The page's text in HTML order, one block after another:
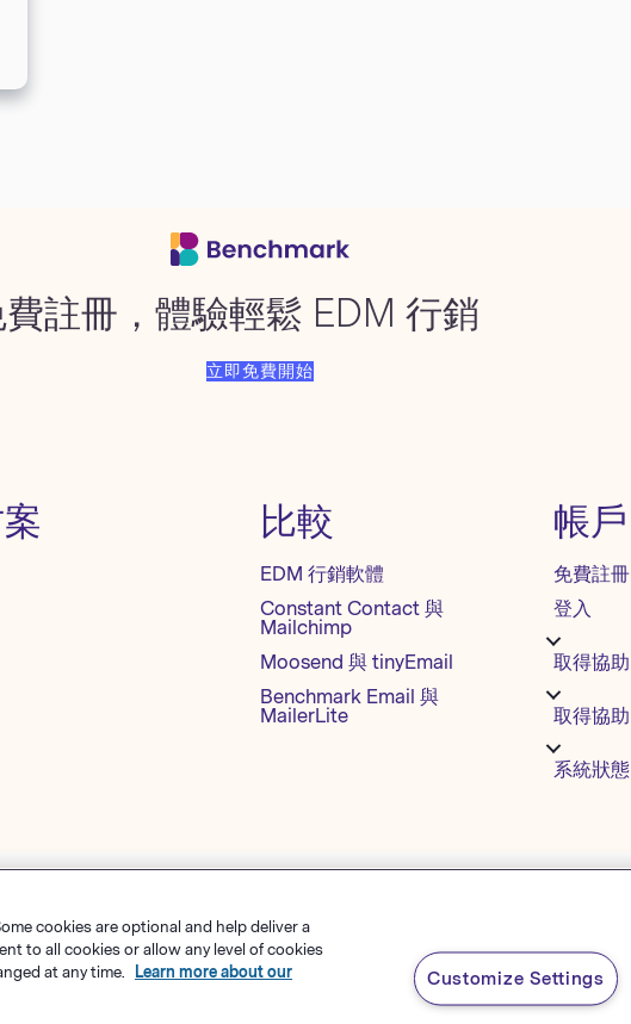
註冊，體驗輕鬆 EDM 行銷
立即免費開始
比較
EDM 行銷軟體
Constant Contact 與
Mailchimp
Moosend 與 tinyEmail
Benchmark Email 與
MailerLite
帳戶
免費註冊
登入
取得協助
取得協助
系統狀態
设置 網站地圖 繁體中文
cookies are optional and help deliver a
to all cookies or allow any level of cookies
at any time.
Learn more about our
Customize Settings